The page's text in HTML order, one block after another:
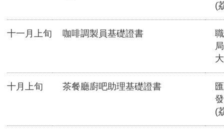
(
十一月上旬 咖啡調製員基礎證書
十月上旬 茶餐廳廚吧助理基礎證書
(